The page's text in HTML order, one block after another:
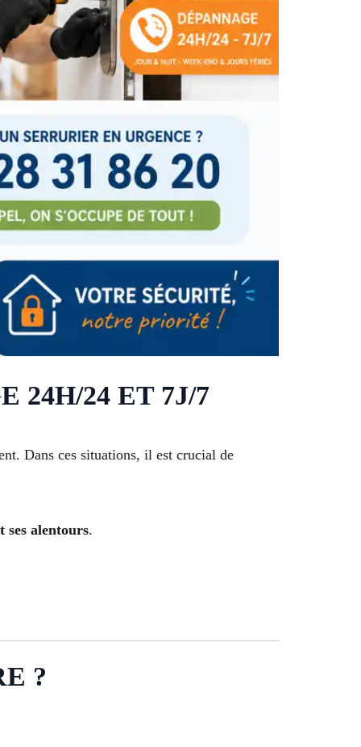
24H/24 ET 7J/7
Dans ces situations, il est crucial de
ses alentours.
?